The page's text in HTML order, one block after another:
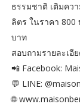
ธรรมชาติ เติมคว
ลิตร ในราคา
บาท
สอบถามรายละเอี
📲 Facebook:
💬 LINE:
🌐